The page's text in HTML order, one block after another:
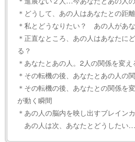
＊どうして、あの人はあなたとの距
＊私とどうなりたい？ あの人があ
＊正直なところ、あの人はあなたに
る？
＊あなたとあの人。2人の関係を変
＊その転機の後、あなたとあの人の
＊その転機の後、あなたとの関係
が動く瞬間
＊あの人の脳内を映し出すブレイン
あの人は次、あなたとどうしたい